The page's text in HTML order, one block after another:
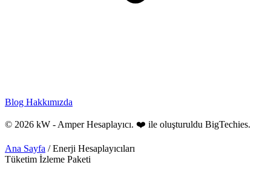
Blog Hakkımızda
© 2026 kW - Amper Hesaplayıcı. ❤️ ile oluşturuldu BigTechies.
Ana Sayfa / Enerji Hesaplayıcıları
Tüketim İzleme Paketi